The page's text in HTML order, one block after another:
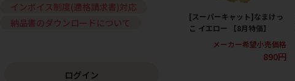
[スーパーキャット]なまけっ
こ イエロー 【8月特価】
メーカー希望小売価格
890円
インボイス制度(適格請求書)対応
納品書のダウンロードについて
ログイン